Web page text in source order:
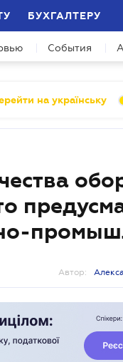
БУХГАЛТЕРУ
События
на українську
Автор: